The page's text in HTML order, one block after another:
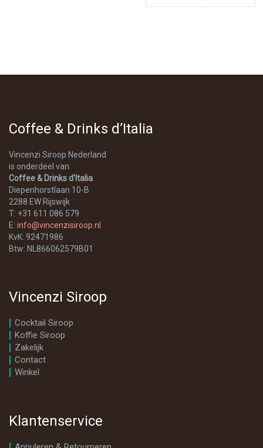
Coffee & Drinks d’Italia
Vincenzi Siroop Nederland
is onderdeel van
Coffee & Drinks d'Italia
Diepenhorstlaan 10-B
2288 EW Rijswijk
T: +31 611 086 579
E: info@vincenzisiroop.nl
KvK: 92471986
Btw: NL866062579B01
Vincenzi Siroop
Cocktail Siroop
Koffie Siroop
Zakelijk
Contact
Winkel
Klantenservice